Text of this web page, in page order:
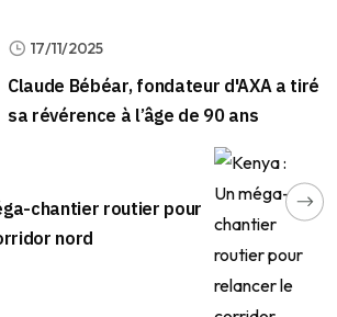
17/11/2025
Claude Bébéar, fondateur d'AXA a tiré
sa révérence à l’âge de 90 ans
chantier routier pour
nord